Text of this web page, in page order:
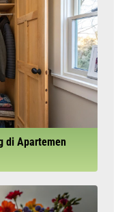
di Apartemen